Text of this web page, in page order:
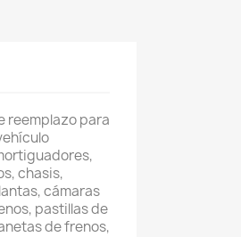
reemplazo para
chasis,
cámaras
pastillas de
de frenos,